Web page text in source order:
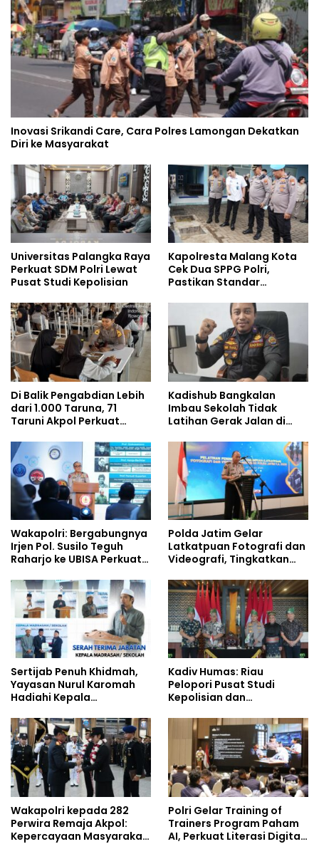
Inovasi Srikandi Care, Cara Polres Lamongan Dekatkan
Diri ke Masyarakat
Universitas Palangka Raya
Perkuat SDM Polri Lewat
Pusat Studi Kepolisian
Kapolresta Malang Kota
Cek Dua SPPG Polri,
Pastikan Standar
Pengelolaan Limbah
Berjalan Optimal
Di Balik Pengabdian Lebih
dari 1.000 Taruna, 71
Taruni Akpol Perkuat
Siswa Sekolah Rakyat
Kadishub Bangkalan
Imbau Sekolah Tidak
Latihan Gerak Jalan di
Wakapolri: Bergabungnya
Irjen Pol. Susilo Teguh
Raharjo ke UBISA Perkuat
Studi Kepolisian
Polda Jatim Gelar
Latkatpuan Fotografi dan
Videografi, Tingkatkan
Era Digital
Sertijab Penuh Khidmah,
Yayasan Nurul Karomah
Hadiahi Kepala
Umrah
Kadiv Humas: Riau
Pelopori Pusat Studi
Kepolisian dan
Policing Masuki Babak
Wakapolri kepada 282
Perwira Remaja Akpol:
Kepercayaan Masyarakat
Polri Gelar Training of
Trainers Program Paham
AI, Perkuat Literasi Digital